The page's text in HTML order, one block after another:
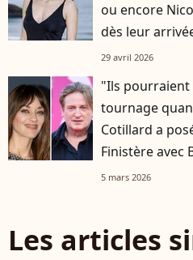
ou encore
dès leur
29 avril 2026
"Ils
tournage
Cotillard a
Finistère avec
5 mars 2026
Les articles